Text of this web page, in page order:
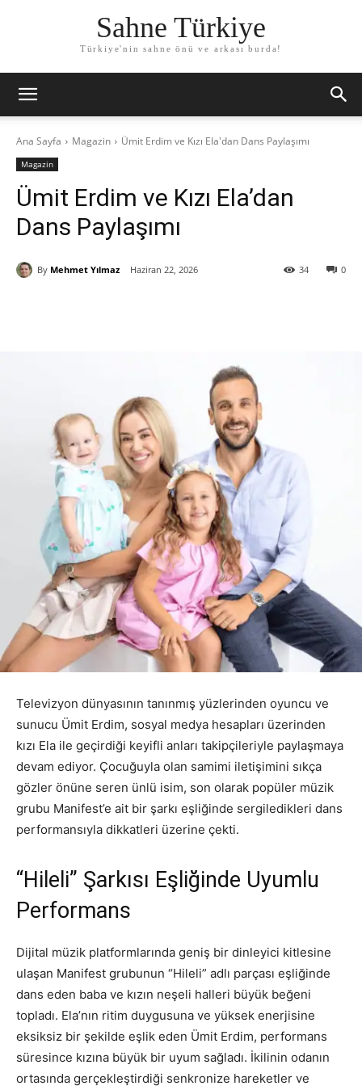
Sahne Türkiye
Türkiye'nin sahne önü ve arkası burda!
Ana Sayfa Magazin Ümit Erdim ve Kızı Ela'dan Dans Paylaşımı
Magazin
Ümit Erdim ve Kızı Ela’dan
Dans Paylaşımı
By Mehmet Yılmaz Haziran 22, 2026 0
34
Televizyon dünyasının tanınmış yüzlerinden oyuncu ve
sunucu Ümit Erdim, sosyal medya hesapları üzerinden
kızı Ela ile geçirdiği keyifli anları takipçileriyle paylaşmaya
devam ediyor. Çocuğuyla olan samimi iletişimini sıkça
gözler önüne seren ünlü isim, son olarak popüler müzik
grubu Manifest’e ait bir şarkı eşliğinde sergiledikleri dans
performansıyla dikkatleri üzerine çekti.
“Hileli” Şarkısı Eşliğinde Uyumlu
Performans
Dijital müzik platformlarında geniş bir dinleyici kitlesine
ulaşan Manifest grubunun “Hileli” adlı parçası eşliğinde
dans eden baba ve kızın neşeli halleri büyük beğeni
topladı. Ela’nın ritim duygusuna ve yüksek enerjisine
eksiksiz bir şekilde eşlik eden Ümit Erdim, performans
süresince kızına büyük bir uyum sağladı. İkilinin odanın
ortasında gerçekleştirdiği senkronize hareketler ve